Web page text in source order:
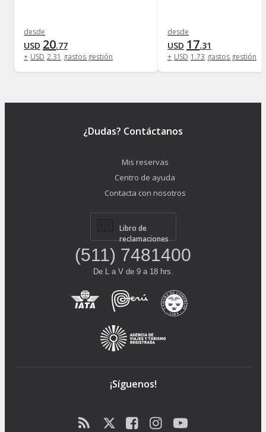
desde
USD 20.77
+ USD 2.31 gastos gestión
desde
USD 17.31
+ USD 1 .73 gastos gestión
¿Dudas? Contáctanos
Mis reservas
Centro de ayuda
Contacta con nosotros
Libro de
reclamaciones
(511) 7481400
De L a V de 9 a 18 hrs.
¡Síguenos!